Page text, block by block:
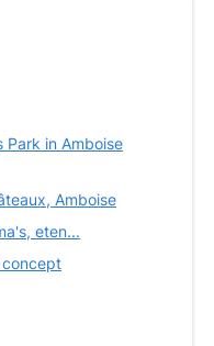
Park in Amboise
Amboise
eten...
concept